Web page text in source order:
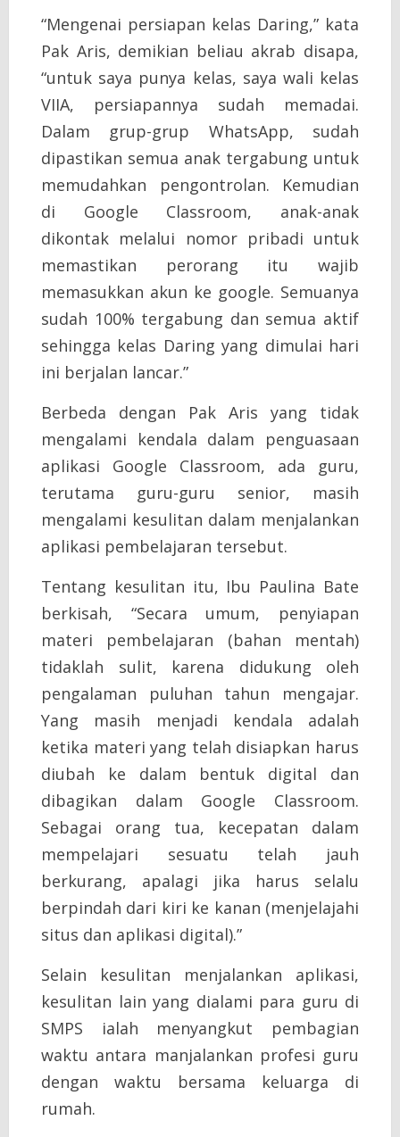
“Mengenai persiapan kelas Daring,” kata
Pak Aris, demikian beliau akrab disapa,
“untuk saya punya kelas, saya wali kelas
VIIA, persiapannya sudah memadai.
Dalam grup-grup WhatsApp, sudah
dipastikan semua anak tergabung untuk
memudahkan pengontrolan. Kemudian
di Google Classroom, anak-anak
dikontak melalui nomor pribadi untuk
memastikan perorang itu wajib
memasukkan akun ke google. Semuanya
sudah 100% tergabung dan semua aktif
sehingga kelas Daring yang dimulai hari
ini berjalan lancar.”
Berbeda dengan Pak Aris yang tidak
mengalami kendala dalam penguasaan
aplikasi Google Classroom, ada guru,
terutama guru-guru senior, masih
mengalami kesulitan dalam menjalankan
aplikasi pembelajaran tersebut.
Tentang kesulitan itu, Ibu Paulina Bate
berkisah, “Secara umum, penyiapan
materi pembelajaran (bahan mentah)
tidaklah sulit, karena didukung oleh
pengalaman puluhan tahun mengajar.
Yang masih menjadi kendala adalah
ketika materi yang telah disiapkan harus
diubah ke dalam bentuk digital dan
dibagikan dalam Google Classroom.
Sebagai orang tua, kecepatan dalam
mempelajari sesuatu telah jauh
berkurang, apalagi jika harus selalu
berpindah dari kiri ke kanan (menjelajahi
situs dan aplikasi digital).”
Selain kesulitan menjalankan aplikasi,
kesulitan lain yang dialami para guru di
SMPS ialah menyangkut pembagian
waktu antara manjalankan profesi guru
dengan waktu bersama keluarga di
rumah.